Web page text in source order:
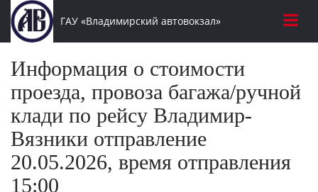
ГАУ «Владимирский автовокзал»
Информация о стоимости
проезда, провоза багажа/ручной
клади по рейсу Владимир-
Вязники отправление
20.05.2026, время отправления
15:00